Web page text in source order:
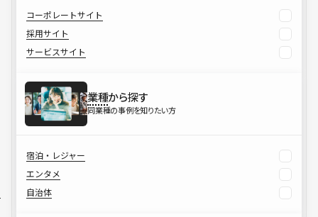
コーポレートサイト
採用サイト
サービスサイト
業種から探す
同業種の事例を知りたい方
宿泊・レジャー
エンタメ
自治体